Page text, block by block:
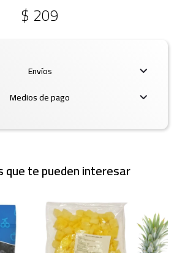
$ 209
Envíos
Medios de pago
que te pueden interesar